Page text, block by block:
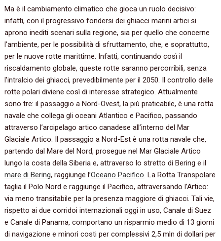
Ma è il cambiamento climatico che gioca un ruolo decisivo:
infatti, con il progressivo fondersi dei ghiacci marini artici si
aprono inediti scenari sulla regione, sia per quello che concerne
l’ambiente, per le possibilità di sfruttamento, che, e soprattutto,
per le nuove rotte marittime. Infatti, continuando così il
riscaldamento globale, queste rotte saranno percorribili, senza
l’intralcio dei ghiacci, prevedibilmente per il 2050. Il controllo delle
rotte polari diviene così di interesse strategico. Attualmente
sono tre: il passaggio a Nord-Ovest, la più praticabile, è una rotta
navale che collega gli oceani Atlantico e Pacifico, passando
attraverso l’arcipelago artico canadese all’interno del Mar
Glaciale Artico. Il passaggio a Nord-Est è una rotta navale che,
partendo dal Mare del Nord, prosegue nel Mar Glaciale Artico
lungo la costa della Siberia e, attraverso lo stretto di Bering e il
mare di Bering, raggiunge l’Oceano Pacifico. La Rotta Transpolare
taglia il Polo Nord e raggiunge il Pacifico, attraversando l’Artico:
via meno transitabile per la presenza maggiore di ghiacci. Tali vie,
rispetto ai due corridoi internazionali oggi in uso, Canale di Suez
e Canale di Panama, comportano un risparmio medio di 13 giorni
di navigazione e minori costi per complessivi 2,5 mln di dollari per